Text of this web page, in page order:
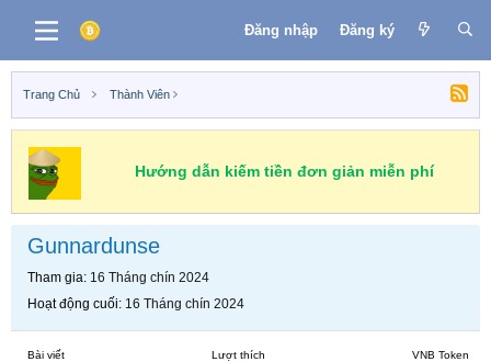
Đăng nhập Đăng ký
Trang Chủ Thành Viên
Hướng dẫn kiếm tiền đơn giản miễn phí
Gunnardunse
Tham gia 16 Tháng chín 2024
Hoạt động cuối 16 Tháng chín 2024
Bài viết Lượt thích VNB Token